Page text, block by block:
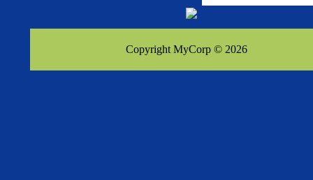
Copyright MyCorp © 2026